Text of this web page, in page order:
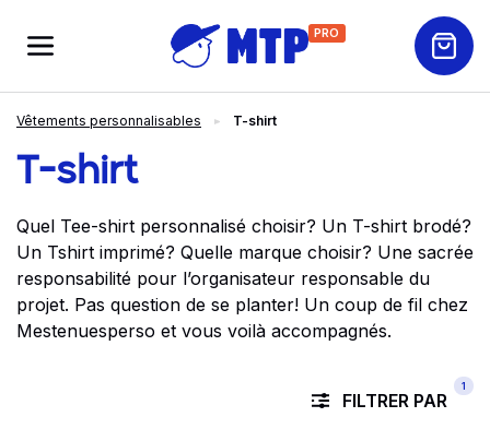
PRO
Vêtements personnalisables T-shirt
T-shirt
Quel Tee-shirt personnalisé choisir? Un T-shirt brodé?
Un Tshirt imprimé? Quelle marque choisir? Une sacrée
responsabilité pour l’organisateur responsable du
projet. Pas question de se planter! Un coup de fil chez
Mestenuesperso et vous voilà accompagnés.
FILTRER PAR
1